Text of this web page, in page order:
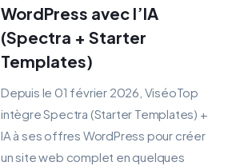
WordPress avec l’IA
(Spectra + Starter
Templates)
Depuis le 01 février 2026, ViséoTop
intègre Spectra (Starter Templates) +
IA à ses offres WordPress pour créer
un site web complet en quelques